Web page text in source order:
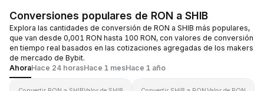
Conversiones populares de RON a SHIB
Explora las cantidades de conversión de RON a SHIB más populares,
que van desde 0,001 RON hasta 100 RON, con valores de conversión
en tiempo real basados en las cotizaciones agregadas de los makers
de mercado de Bybit.
AhoraHace 24 horasHace 1 mesHace 1 año